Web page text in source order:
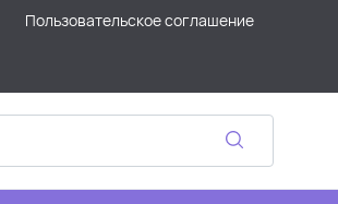
Пользовательское соглашение